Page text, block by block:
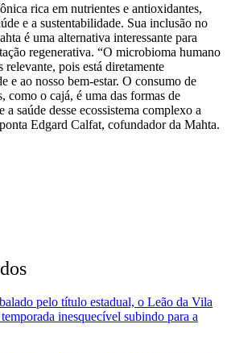
rica em nutrientes e antioxidantes,
e a sustentabilidade. Sua inclusão no
é uma alternativa interessante para
regenerativa. “O microbioma humano
relevante, pois está diretamente
e ao nosso bem-estar. O consumo de
como o cajá, é uma das formas de
saúde desse ecossistema complexo a
Edgard Calfat, cofundador da Mahta.